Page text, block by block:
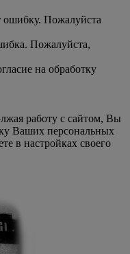
ошибку. Пожалуйста
Пожалуйста,
на обработку
работу с сайтом, Вы
Ваших персональных
в настройках своего